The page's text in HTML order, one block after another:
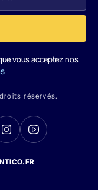
vous acceptez nos
réservés.